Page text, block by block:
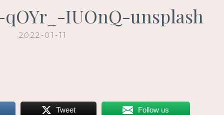
IUOnQ-unsplash
2022-01-11
Tweet Follow us